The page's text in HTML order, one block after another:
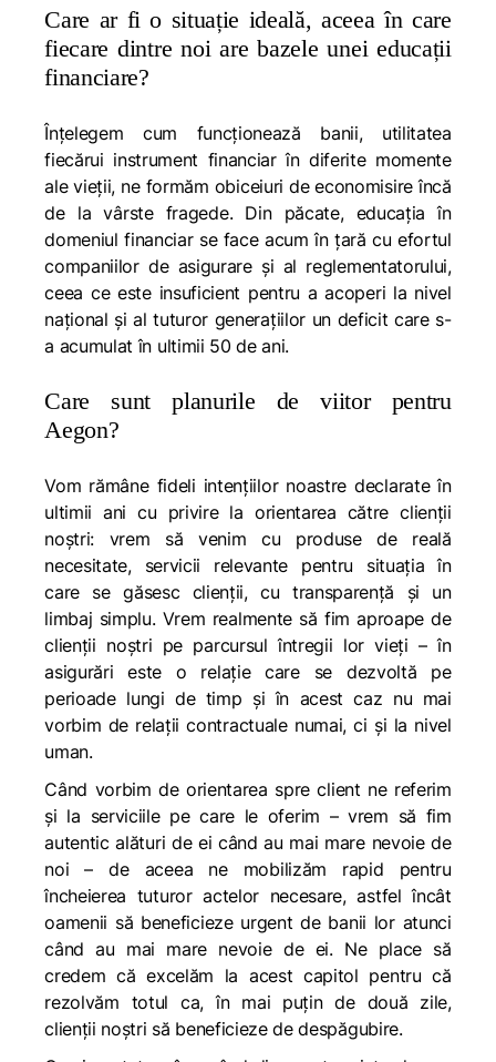
Care ar fi o situație ideală, aceea în care
fiecare dintre noi are bazele unei educații
financiare?
Înțelegem cum funcționează banii, utilitatea
fiecărui instrument financiar în diferite momente
ale vieții, ne formăm obiceiuri de economisire încă
de la vârste fragede. Din păcate, educația în
domeniul financiar se face acum în țară cu efortul
companiilor de asigurare și al reglementatorului,
ceea ce este insuficient pentru a acoperi la nivel
național și al tuturor generațiilor un deficit care s-
a acumulat în ultimii 50 de ani.
Care sunt planurile de viitor pentru
Aegon?
Vom rămâne fideli intențiilor noastre declarate în
ultimii ani cu privire la orientarea către clienții
noștri: vrem să venim cu produse de reală
necesitate, servicii relevante pentru situația în
care se găsesc clienții, cu transparență și un
limbaj simplu. Vrem realmente să fim aproape de
clienții noștri pe parcursul întregii lor vieți – în
asigurări este o relație care se dezvoltă pe
perioade lungi de timp și în acest caz nu mai
vorbim de relații contractuale numai, ci și la nivel
uman.
Când vorbim de orientarea spre client ne referim
și la serviciile pe care le oferim – vrem să fim
autentic alături de ei când au mai mare nevoie de
noi – de aceea ne mobilizăm rapid pentru
încheierea tuturor actelor necesare, astfel încât
oamenii să beneficieze urgent de banii lor atunci
când au mai mare nevoie de ei. Ne place să
credem că excelăm la acest capitol pentru că
rezolvăm totul ca, în mai puțin de două zile,
clienții noștri să beneficieze de despăgubire.